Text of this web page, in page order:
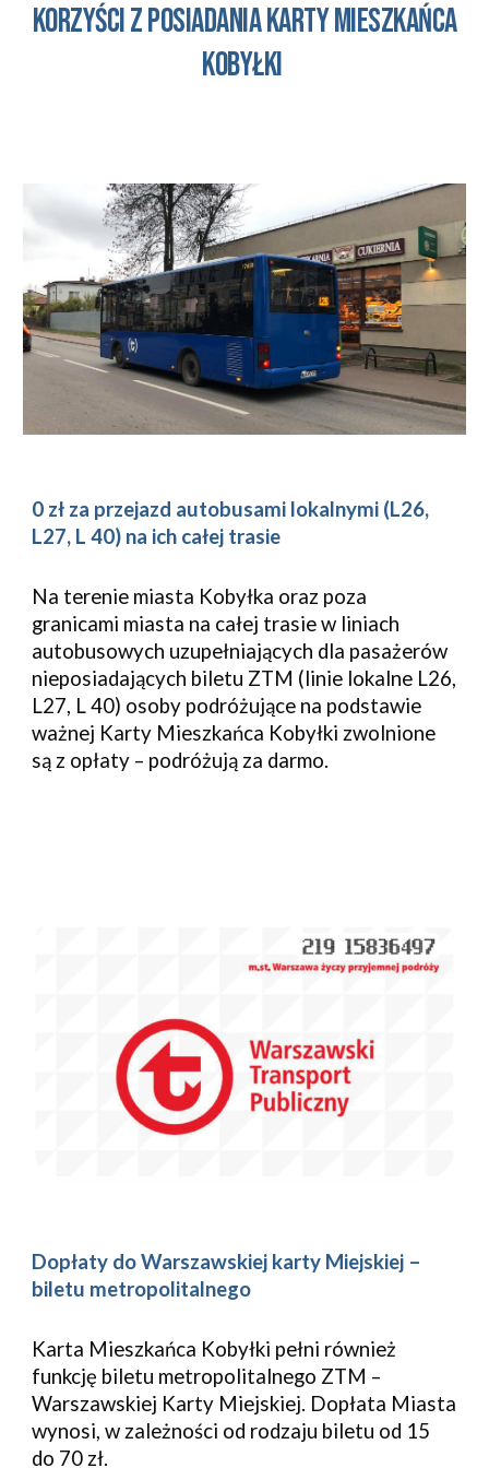
KORZYŚCI Z POSIADANIA KARTY MIESZKAŃCA
Kobyłki
0 zł za przejazd autobusami lokalnymi (L26,
L27, L 40) na ich całej trasie
Na terenie miasta Kobyłka oraz poza
granicami miasta na całej trasie w liniach
autobusowych uzupełniających dla pasażerów
nieposiadających biletu ZTM (linie lokalne L26,
L27, L 40) osoby podróżujące na podstawie
ważnej Karty Mieszkańca Kobyłki zwolnione
są z opłaty – podróżują za darmo.
Dopłaty do Warszawskiej karty Miejskiej –
biletu metropolitalnego
Karta Mieszkańca Kobyłki pełni również
funkcję biletu metropolitalnego ZTM –
Warszawskiej Karty Miejskiej. Dopłata Miasta
wynosi, w zależności od rodzaju biletu od 15
do 70 zł.